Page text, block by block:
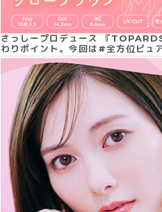
さっしープロデュース 『
わりポイント。今回は#全方位ピュ